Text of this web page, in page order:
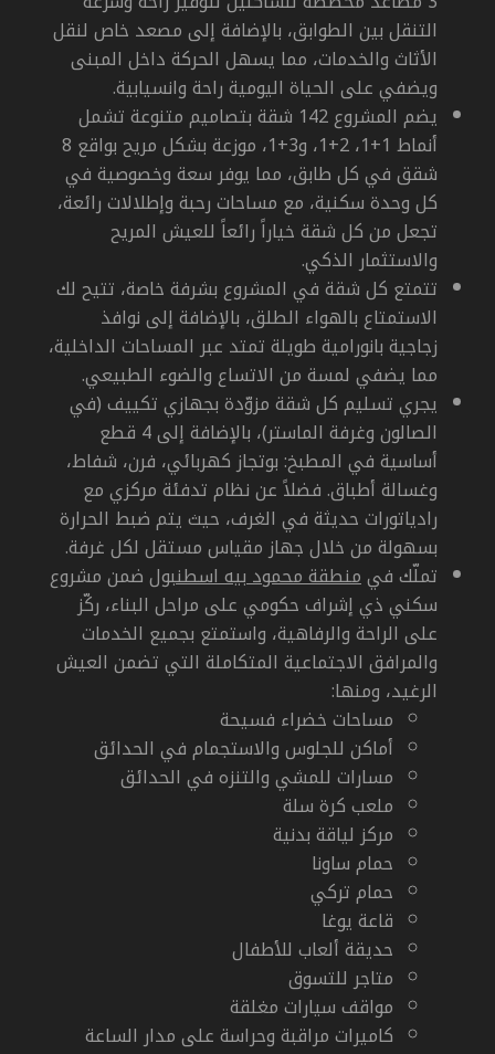
التنقل بين الطوابق، بالإضافة إلى مصعد خاص لنقل
الأثاث والخدمات، مما يسهل الحركة داخل المبنى
ويضفي على الحياة اليومية راحة وانسيابية.
يضم المشروع 142 شقة بتصاميم متنوعة تشمل
أنماط 1+1، 2+1، و3+1، موزعة بشكل مريح بواقع 8
شقق في كل طابق، مما يوفر سعة وخصوصية في
كل وحدة سكنية، مع مساحات رحبة وإطلالات رائعة،
تجعل من كل شقة خياراً رائعاً للعيش المريح
والاستثمار الذكي.
تتمتع كل شقة في المشروع بشرفة خاصة، تتيح لك
الاستمتاع بالهواء الطلق، بالإضافة إلى نوافذ
زجاجية بانورامية طويلة تمتد عبر المساحات الداخلية،
مما يضفي لمسة من الاتساع والضوء الطبيعي.
يجري تسليم كل شقة مزوّدة بجهازي تكييف (في
الصالون وغرفة الماستر)، بالإضافة إلى 4 قطع
أساسية في المطبخ: بوتجاز كهربائي، فرن، شفاط،
وغسالة أطباق. فضلاً عن نظام تدفئة مركزي مع
رادياتورات حديثة في الغرف، حيث يتم ضبط الحرارة
بسهولة من خلال جهاز مقياس مستقل لكل غرفة.
تملّك فيمنطقة محمود بيه اسطنبولضمن مشروع
سكني ذي إشراف حكومي على مراحل البناء، ركّز
على الراحة والرفاهية، واستمتع بجميع الخدمات
والمرافق الاجتماعية المتكاملة التي تضمن العيش
الرغيد، ومنها:
مساحات خضراء فسيحة
أماكن للجلوس والاستجمام في الحدائق
مسارات للمشي والتنزه في الحدائق
ملعب كرة سلة
مركز لياقة بدنية
حمام ساونا
حمام تركي
قاعة يوغا
حديقة ألعاب للأطفال
متاجر للتسوق
مواقف سيارات مغلقة
كاميرات مراقبة وحراسة على مدار الساعة